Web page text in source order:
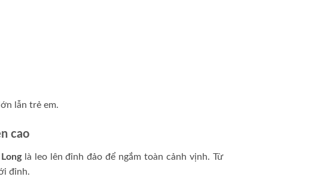
lẫn trẻ em.
cao
là leo lên đỉnh đảo để ngắm toàn cảnh vịnh. Từ
đỉnh.